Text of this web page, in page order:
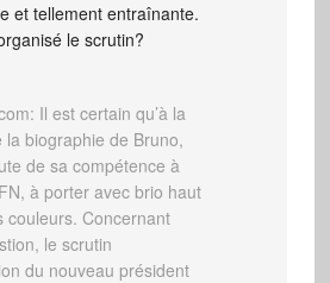
et tellement entraînante.
le scrutin?
Il est certain qu’à la
la biographie de Bruno,
de sa compétence à
à porter avec brio haut
couleurs. Concernant
le scrutin
du nouveau président